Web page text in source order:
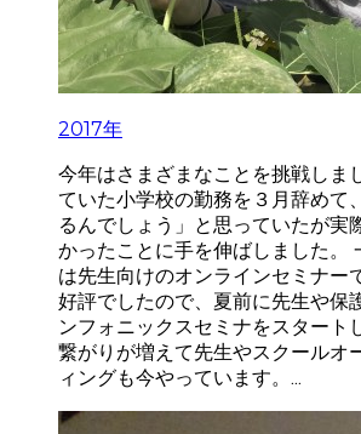
2017年
今年はさまざまなことを挑戦しま
ていた小学校の勤務を３月辞めて
るんでしょう」と思っていたが実
かったことに手を伸ばしました。
は先生向けのオンラインセミナー
好評でしたので、夏前に先生や保
ンフォニックスセミナをスタート
繋がりが増えて先生やスクールオ
ィングも今やっています。...